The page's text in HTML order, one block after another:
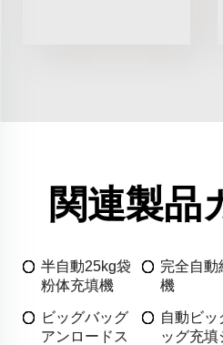
関連製品
半自動25kg袋
粉体充填機
完全自動
機
ビッグバッグ
アンロードス
自動ビッ
ッグ充填